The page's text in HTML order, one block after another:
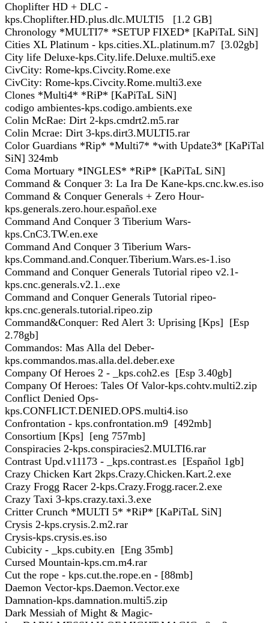
Choplifter HD + DLC -
kps.Choplifter.HD.plus.dlc.MULTI5 [1.2 GB]
Chronology *MULTI7* *SETUP FIXED* [KaPiTaL SiN]
Cities XL Platinum - kps.cities.XL.platinum.m7 [3.02gb]
City life Deluxe-kps.City.life.Deluxe.multi5.exe
CivCity: Rome-kps.Civcity.Rome.exe
CivCity: Rome-kps.Civcity.Rome.multi3.exe
Clones *Multi4* *RiP* [KaPiTaL SiN]
codigo ambientes-kps.codigo.ambients.exe
Colin McRae: Dirt 2-kps.cmdrt2.m5.rar
Colin Mcrae: Dirt 3-kps.dirt3.MULTI5.rar
Color Guardians *Rip* *Multi7* *with Update3* [KaPiTal
SiN] 324mb
Coma Mortuary *INGLES* *RiP* [KaPiTaL SiN]
Command & Conquer 3: La Ira De Kane-kps.cnc.kw.es.iso
Command & Conquer Generals + Zero Hour-
kps.generals.zero.hour.español.exe
Command And Conquer 3 Tiberium Wars-
kps.CnC3.TW.en.exe
Command And Conquer 3 Tiberium Wars-
kps.Command.and.Conquer.Tiberium.Wars.es-1.iso
Command and Conquer Generals Tutorial ripeo v2.1-
kps.cnc.generals.v2.1..exe
Command and Conquer Generals Tutorial ripeo-
kps.cnc.generals.tutorial.ripeo.zip
Command&Conquer: Red Alert 3: Uprising [Kps] [Esp
2.78gb]
Commandos: Mas Alla del Deber-
kps.commandos.mas.alla.del.deber.exe
Company Of Heroes 2 - _kps.coh2.es [Esp 3.40gb]
Company Of Heroes: Tales Of Valor-kps.cohtv.multi2.zip
Conflict Denied Ops-
kps.CONFLICT.DENIED.OPS.multi4.iso
Confrontation - kps.confrontation.m9 [492mb]
Consortium [Kps] [eng 757mb]
Conspiracies 2-kps.conspiracies2.MULTI6.rar
Contrast Upd.v11173 - _kps.contrast.es [Español 1gb]
Crazy Chicken Kart 2kps.Crazy.Chicken.Kart.2.exe
Crazy Frogg Racer 2-kps.Crazy.Frogg.racer.2.exe
Crazy Taxi 3-kps.crazy.taxi.3.exe
Critter Crunch *MULTI 5* *RiP* [KaPiTaL SiN]
Crysis 2-kps.crysis.2.m2.rar
Crysis-kps.crysis.es.iso
Cubicity - _kps.cubity.en [Eng 35mb]
Cursed Mountain-kps.cm.m4.rar
Cut the rope - kps.cut.the.rope.en - [88mb]
Daemon Vector-kps.Daemon.Vector.exe
Damnation-kps.damnation.multi5.zip
Dark Messiah of Might & Magic-